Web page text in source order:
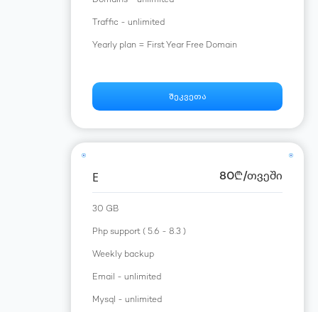
Traffic - unlimited
Yearly plan = First Year Free Domain
შეკვეთა
E 80₾/თვეში
30 GB
Php support ( 5.6 - 8.3 )
Weekly backup
Email - unlimited
Mysql - unlimited